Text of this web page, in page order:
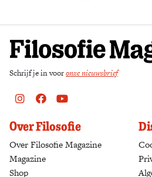
Schrijf je in vooronze nieuwsbrief
Instagram
FacebookYoutube
Over Filosofie
Over Filosofie Magazine
Magazine
Shop